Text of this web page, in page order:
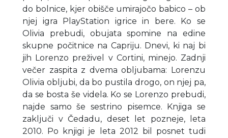
do bolnice, kjer obišče umirajočo babico – ob
njej igra PlayStation igrice in bere. Ko se
Olivia prebudi, obujata spomine na edine
skupne počitnice na Capriju. Dnevi, ki naj bi
jih Lorenzo preživel v Cortini, minejo. Zadnji
večer zaspita z dvema obljubama: Lorenzu
Olivia obljubi, da bo pustila drogo, on njej pa,
da se bosta še videla. Ko se Lorenzo prebudi,
najde samo še sestrino pisemce. Knjiga se
zaključi v Čedadu, deset let pozneje, leta
2010. Po knjigi je leta 2012 bil posnet tudi